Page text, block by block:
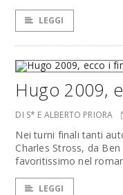
LEGGI
Hugo 2009,
DI S* E ALBERTO PRIORA
Nei turni finali tanti
Charles Stross, da
favoritissimo nel
LEGGI